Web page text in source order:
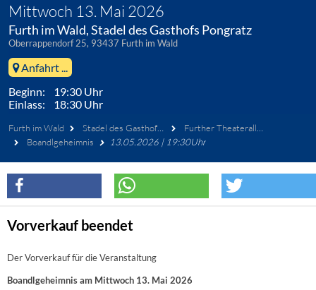
Mittwoch 13. Mai 2026
Furth im Wald, Stadel des Gasthofs Pongratz
Oberrappendorf 25, 93437 Furth im Wald
Anfahrt ...
Beginn: 19:30 Uhr
Einlass: 18:30 Uhr
Furth im Wald Stadel des Gasthofs Pongratz
Further Theaterallerlei e.V.
Boandlgeheimnis
13.05.2026 | 19:30Uhr
Vorverkauf beendet
Der Vorverkauf für die Veranstaltung
Boandlgeheimnis am Mittwoch 13. Mai 2026